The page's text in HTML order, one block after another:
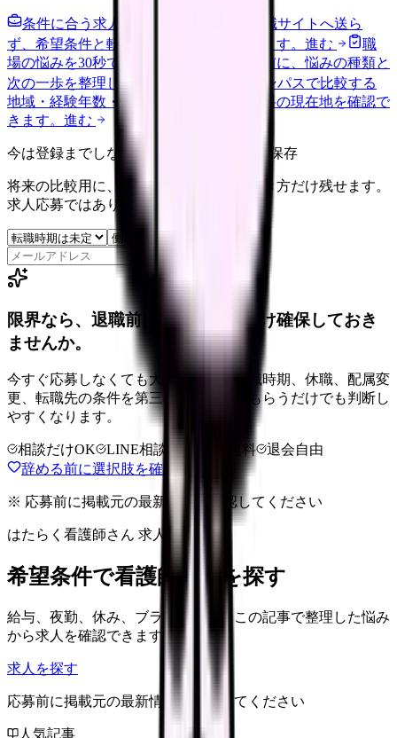
条件に合う求人通知を受け取る
外部転職サイトへ送ら
ず、希望条件と転職時期を自社で預かります。 進む
職
場の悩みを30秒で診断
辞めるべきか迷う前に、悩みの種類と
次の一歩を整理します。
給料コンパスで比較する
地域・経験年数・施設形態から、今の給料の現在地を確認で
きます。 進む
今は登録までしない人向け: 希望条件だけ保存
将来の比較用に、転職時期と気になる働き方だけ残せます。
求人応募ではありません。
限界なら、退職前に次の逃げ道だけ確保しておき
ませんか。
今すぐ応募しなくても大丈夫です。退職時期、休職、配属変
更、転職先の条件を第三者に整理してもらうだけでも判断し
やすくなります。
相談だけOK LINE相談OK 完全無料
退会自由
辞める前に選択肢を確認する
※ 応募前に掲載元の最新情報を確認してください
はたらく看護師さん 求人
希望条件で看護師求人を探す
給与、夜勤、休み、ブランクなど、この記事で整理した悩み
から求人を確認できます。
求人を探す
応募前に掲載元の最新情報を確認してください
人気記事